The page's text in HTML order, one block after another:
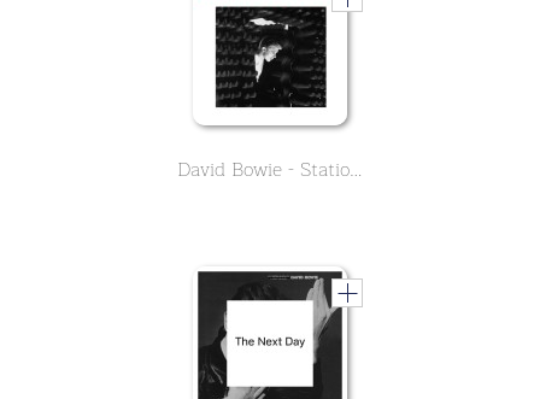
David Bowie - Station to Station